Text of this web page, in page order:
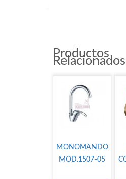
Productos
Relacionados
MONOMANDO
MOD.1507-05